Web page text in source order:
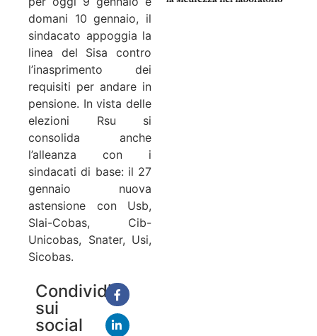
domani 10 gennaio, il
sindacato appoggia la
linea del Sisa contro
l’inasprimento dei
requisiti per andare in
pensione. In vista delle
elezioni Rsu si
consolida anche
l’alleanza con i
sindacati di base: il 27
gennaio nuova
astensione con Usb,
Slai-Cobas, Cib-
Unicobas, Snater, Usi,
Sicobas.
Condividi
sui
social